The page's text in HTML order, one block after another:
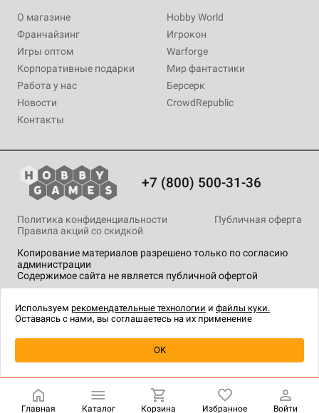
Уведомить о наличии
О магазине
Франчайзинг
Игры оптом
Корпоративные подарки
Работа у нас
Новости
Контакты
Hobby World
Игрокон
Warforge
Мир фантастики
Берсерк
CrowdRepublic
+7 (800) 500-31-36
Копирование материалов разрешено только по согласию
администрации
Содержимое сайта не является публичной офертой
Политика конфиденциальности
Публичная оферта
Правила акций со скидкой
технологии.
Главная Каталог Корзина Избранное Войти
Используем рекомендательные технологии и файлы куки.
Оставаясь с нами, вы соглашаетесь на их применение
OK